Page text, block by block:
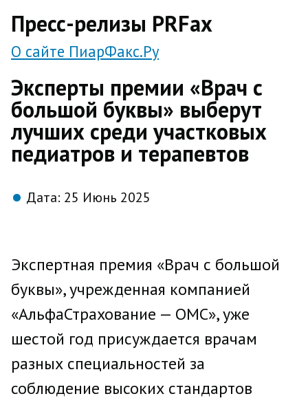
Пресс-релизы PRFax
О сайте ПиарФакс.Ру
Эксперты премии «Врач с
большой буквы» выберут
лучших среди участковых
педиатров и терапевтов
Дата: 25 Июнь 2025
Экспертная премия «Врач с большой
буквы», учрежденная компанией
«АльфаСтрахование — ОМС», уже
шестой год присуждается врачам
разных специальностей за
соблюдение высоких стандартов